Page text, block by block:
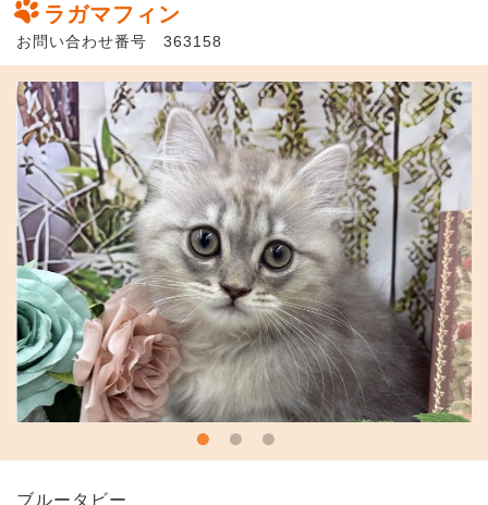
ラガマフィン
お問い合わせ番号 363158
ブルータビー